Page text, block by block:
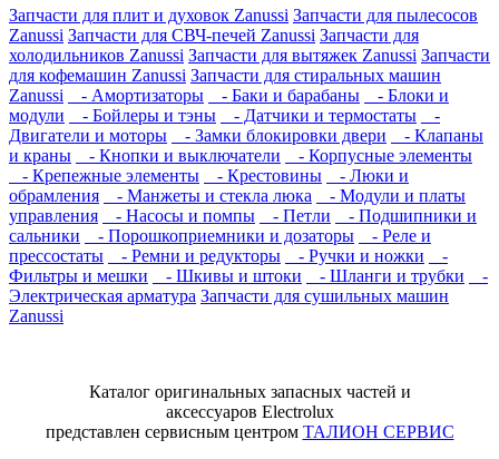
Запчасти для плит и духовок Zanussi Запчасти для пылесосов
Zanussi Запчасти для СВЧ-печей Zanussi Запчасти для
холодильников Zanussi Запчасти для вытяжек Zanussi Запчасти
для кофемашин Zanussi Запчасти для стиральных машин
Zanussi
- Амортизаторы - Баки и барабаны
- Блоки и
модули
- Бойлеры и тэны - Датчики и термостаты
-
Двигатели и моторы
- Замки блокировки двери
- Клапаны
и краны
- Кнопки и выключатели
- Корпусные элементы
- Крепежные элементы
- Крестовины
- Люки и
обрамления
- Манжеты и стекла люка
- Модули и платы
управления
- Насосы и помпы - Петли
- Подшипники и
сальники
- Порошкоприемники и дозаторы
- Реле и
прессостаты
- Ремни и редукторы - Ручки и ножки
-
Фильтры и мешки
- Шкивы и штоки - Шланги и трубки
-
Электрическая арматура Запчасти для сушильных машин
Zanussi
Каталог оригинальных запасных частей и
аксессуаров Electrolux
представлен сервисным центром ТАЛИОН СЕРВИС